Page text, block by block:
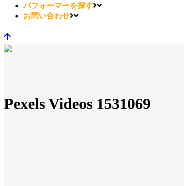
パフォーマーを探す
お問い合わせ
Pexels Videos 1531069